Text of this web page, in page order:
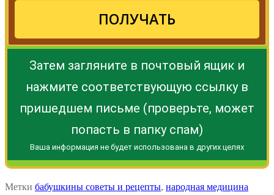
ПОЛУЧАТЬ
Затем загляните в почтовый ящик и
нажмите соответствующую ссылку в
пришедшем письме (проверьте, может
попасть в папку спам)
Ваша информация не будет использована в других целях
Метки бабушкины советы и рецепты, народная медицина